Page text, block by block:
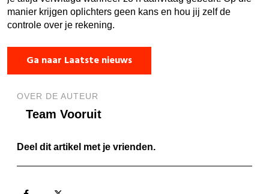
manier krijgen oplichters geen kans en hou jij zelf de
controle over je rekening.
Ga naar Laatste nieuws
OVER DE AUTEUR
Team Vooruit
Deel dit artikel met je vrienden.